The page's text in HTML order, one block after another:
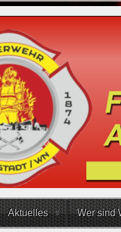
Aktuelles Wer sind